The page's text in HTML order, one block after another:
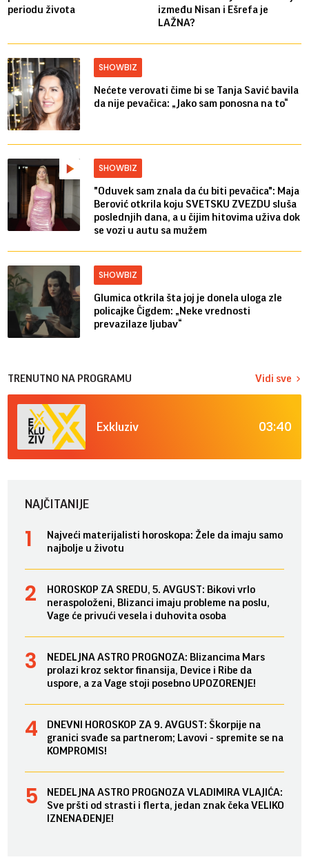
periodu života
između Nisan i Ešrefa je
LAŽNA?
SHOWBIZ
Nećete verovati čime bi se Tanja Savić bavila
da nije pevačica: „Jako sam ponosna na to“
SHOWBIZ
"Oduvek sam znala da ću biti pevačica": Maja
Berović otkrila koju SVETSKU ZVEZDU sluša
poslednjih dana, a u čijim hitovima uživa dok
se vozi u autu sa mužem
SHOWBIZ
Glumica otkrila šta joj je donela uloga zle
policajke Čigdem: „Neke vrednosti
prevazilaze ljubav“
TRENUTNO NA PROGRAMU Vidi sve
Exkluziv 03:40
NAJČITANIJE
Najveći materijalisti horoskopa: Žele da imaju samo
najbolje u životu
HOROSKOP ZA SREDU, 5. AVGUST: Bikovi vrlo
neraspoloženi, Blizanci imaju probleme na poslu,
Vage će privući vesela i duhovita osoba
NEDELJNA ASTRO PROGNOZA: Blizancima Mars
prolazi kroz sektor finansija, Device i Ribe da
uspore, a za Vage stoji posebno UPOZORENJE!
DNEVNI HOROSKOP ZA 9. AVGUST: Škorpije na
granici svađe sa partnerom; Lavovi - spremite se na
KOMPROMIS!
NEDELJNA ASTRO PROGNOZA VLADIMIRA VLAJIĆA:
Sve pršti od strasti i flerta, jedan znak čeka VELIKO
IZNENAĐENJE!